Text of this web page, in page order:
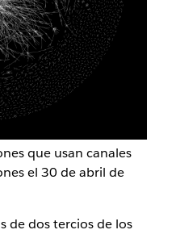
que usan canales
el 30 de abril de
de dos tercios de los